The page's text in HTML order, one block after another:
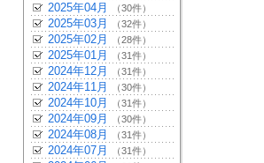
2025年04月 （30件）
2025年03月 （32件）
2025年02月 （28件）
2025年01月 （31件）
2024年12月 （31件）
2024年11月 （30件）
2024年10月 （31件）
2024年09月 （30件）
2024年08月 （31件）
2024年07月 （31件）